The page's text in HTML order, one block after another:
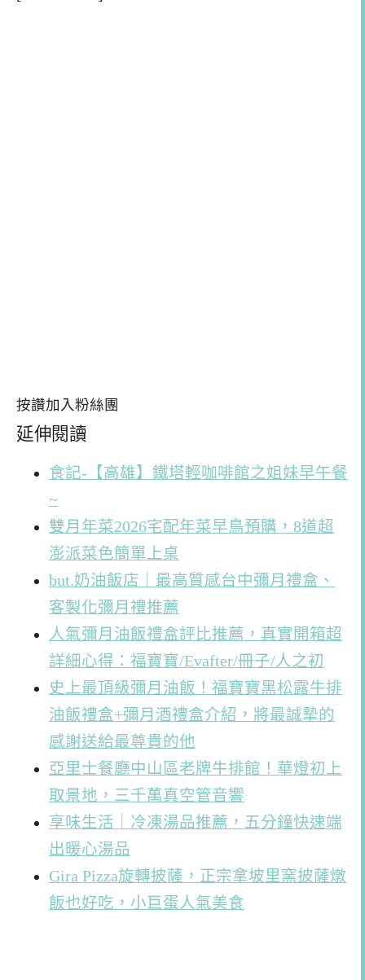
按讚加入粉絲團
延伸閱讀
食記-【高雄】鐵塔輕咖啡館之姐妹早午餐
~
雙月年菜2026宅配年菜早鳥預購，8道超
澎派菜色簡單上桌
but.奶油飯店｜最高質感台中彌月禮盒、
客製化彌月禮推薦
人氣彌月油飯禮盒評比推薦，真實開箱超
詳細心得：福寶寶/Evafter/冊子/人之初
史上最頂級彌月油飯！福寶寶黑松露牛排
油飯禮盒+彌月酒禮盒介紹，將最誠摯的
感謝送給最尊貴的他
亞里士餐廳中山區老牌牛排館！華燈初上
取景地，三千萬真空管音響
享味生活｜冷凍湯品推薦，五分鐘快速端
出暖心湯品
Gira Pizza旋轉披薩，正宗拿坡里窯披薩燉
飯也好吃，小巨蛋人氣美食